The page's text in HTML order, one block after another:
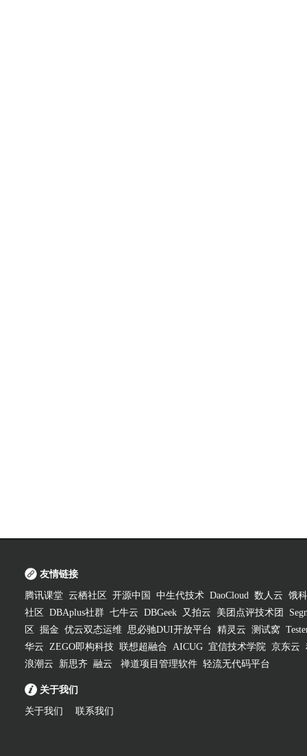
友情链接
腾讯课堂 云栖社区 开源中国 中生代技术 DaoCloud 数人云 饿
社区
DBAplus社群 七牛云 DBGeek 又拍云 美团点评技术团
区
掘金 优云双态运维 思必驰DUI开放平台 精灵云 测试窝
华云 ZEGO即构科技 联想超融合 AICUG 宜信技术学院 京东云
浪潮云
新思齐 融云 禅道项目管理软件 轻流无代码平台
关于我们
关于我们 联系我们